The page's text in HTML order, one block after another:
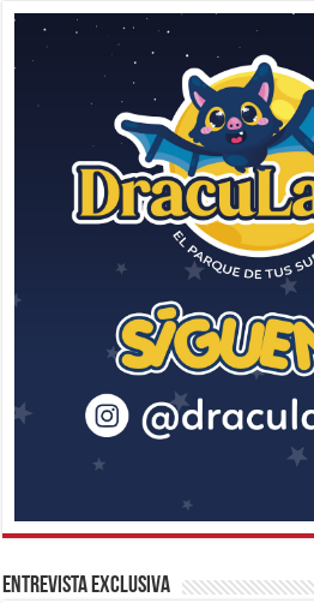
Entrevista Exclusiva